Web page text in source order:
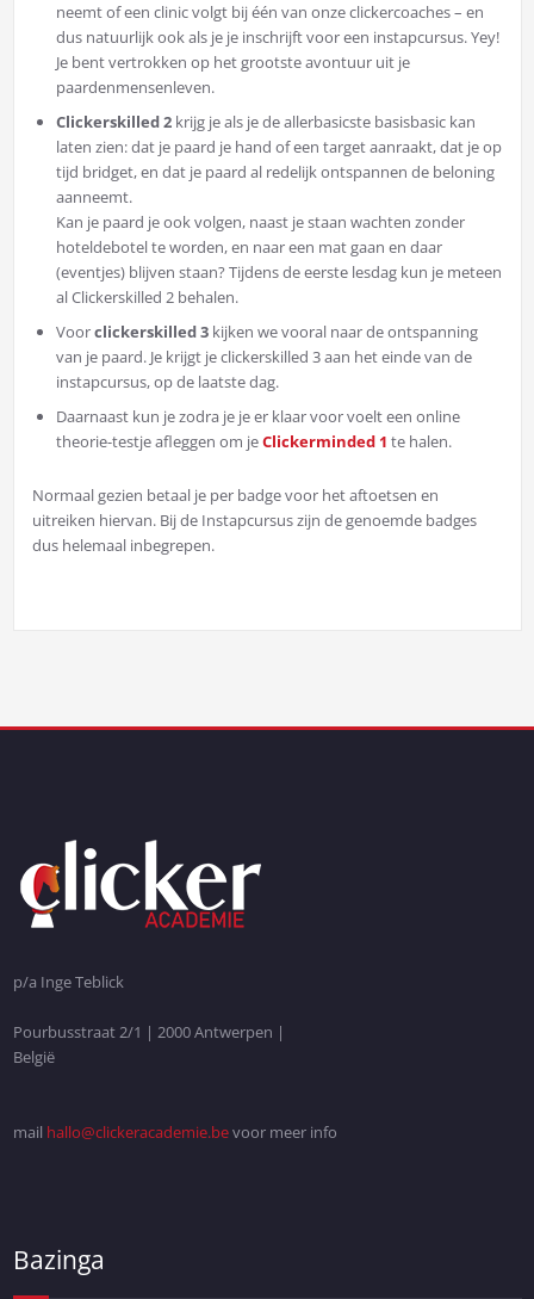
neemt of een clinic volgt bij één van onze clickercoaches – en
dus natuurlijk ook als je je inschrijft voor een instapcursus. Yey!
Je bent vertrokken op het grootste avontuur uit je
paardenmensenleven.
Clickerskilled 2krijg je als je de allerbasicste basisbasic kan
laten zien: dat je paard je hand of een target aanraakt, dat je op
tijd bridget, en dat je paard al redelijk ontspannen de beloning
aanneemt.
Kan je paard je ook volgen, naast je staan wachten zonder
hoteldebotel te worden, en naar een mat gaan en daar
(eventjes) blijven staan? Tijdens de eerste lesdag kun je meteen
al Clickerskilled 2 behalen.
Voorclickerskilled 3 kijken we vooral naar de ontspanning
van je paard. Je krijgt je clickerskilled 3 aan het einde van de
instapcursus, op de laatste dag.
Daarnaast kun je zodra je je er klaar voor voelt een online
theorie-testje afleggen om jeClickerminded 1 te halen.
Normaal gezien betaal je per badge voor het aftoetsen en
uitreiken hiervan. Bij de Instapcursus zijn de genoemde badges
dus helemaal inbegrepen.
p/a Inge Teblick
Pourbusstraat 2/1 | 2000 Antwerpen |
België
mail hallo@clickeracademie.bevoor meer info
Bazinga